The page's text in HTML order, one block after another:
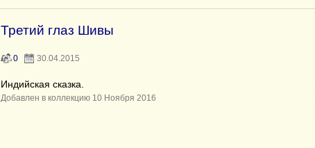
Третий глаз Шивы
0 30.04.2015
Индийская сказка.
Добавлен в коллекцию 10 Ноября 2016